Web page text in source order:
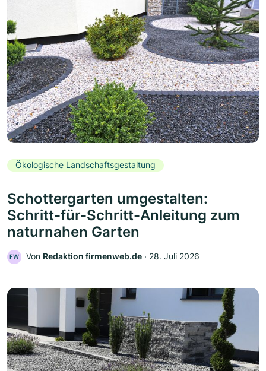
Ökologische Landschaftsgestaltung
Schottergarten umgestalten:
Schritt-für-Schritt-Anleitung zum
naturnahen Garten
FW Von Redaktion firmenweb.de ‧ 28. Juli 2026